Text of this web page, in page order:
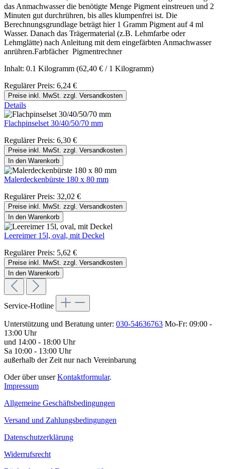
das Anmachwasser die benötigte Menge Pigment einstreuen und 2
Minuten gut durchrühren, bis alles klumpenfrei ist. Die
Berechnungsgrundlage beträgt hier 1 Gramm Pigment auf 4 ml
Wasser. Danach das Trägermaterial (z.B. Lehmfarbe oder
Lehmglätte) nach Anleitung mit dem eingefärbten Anmachwasser
anrühren.Farbfächer Pigmentrechner
Inhalt: 0.1 Kilogramm (62,40 € / 1 Kilogramm)
Regulärer Preis: 6,24 €
Preise inkl. MwSt. zzgl. Versandkosten
Details
Flachpinselset 30/40/50/70 mm
Regulärer Preis: 6,30 €
Preise inkl. MwSt. zzgl. Versandkosten
In den Warenkorb
Malerdeckenbürste 180 x 80 mm
Regulärer Preis: 32,02 €
Preise inkl. MwSt. zzgl. Versandkosten
In den Warenkorb
Leereimer 15l, oval, mit Deckel
Regulärer Preis: 5,62 €
Preise inkl. MwSt. zzgl. Versandkosten
In den Warenkorb
Service-Hotline
Unterstützung und Beratung unter: 030-54636763 Mo-Fr: 09:00 -
13:00 Uhr
und 14:00 - 18:00 Uhr
Sa 10:00 - 13:00 Uhr
außerhalb der Zeit nur nach Vereinbarung
Oder über unserKontaktformular.
Impressum
Allgemeine Geschäftsbedingungen
Versand und Zahlungsbedingungen
Datenschutzerklärung
Widerrufsrecht